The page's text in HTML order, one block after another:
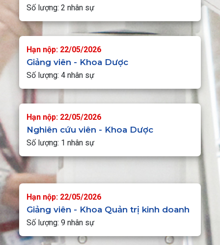
Số lượng: 2 nhân sự
Hạn nộp: 22/05/2026
Giảng viên - Khoa Dược
Số lượng: 4 nhân sự
Hạn nộp: 22/05/2026
Nghiên cứu viên - Khoa Dược
Số lượng: 1 nhân sự
Hạn nộp: 22/05/2026
Giảng viên - Khoa Quản trị kinh doanh
Số lượng: 9 nhân sự